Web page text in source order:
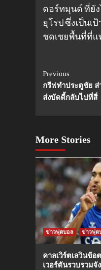
ดอร์ทมุนด์ ที่ยั
ยุโรป ซึ่งเป็น
ชดเชยพื้นที่ที่แ
Continue
Reading
Previous
กรีฟทําประตูชัย
ส่งบัดดี้กลับไปที่สี่
More Stories
ข่าวฟุตบอล ข่าวฟุต
คาลเวิร์ตเลวินข้อ
เวอร์ตันรวบรวมจั